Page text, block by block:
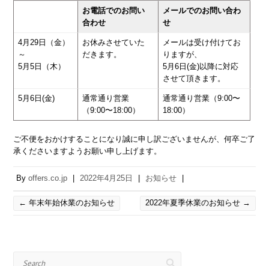
お電話でのお問い
合わせ
メールでのお問い合わ
せ
4月29日（金）
～
5月5日（木）
お休みさせていた
だきます。
メールは受け付けてお
りますが、
5月6日(金)以降に対応
させて頂きます。
5月6日(金)
通常通り営業
（9:00〜18:00）
通常通り営業（9:00〜
18:00）
ご不便をおかけすることになり誠に申し訳ございませんが、何卒ご了
承くださいますようお願い申し上げます。
Byoffers.co.jp 2022年4月25日 お知らせ
← 年末年始休業のお知らせ 2022年夏季休業のお知らせ →